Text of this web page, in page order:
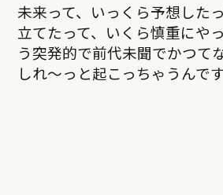
未来って、いっくら予想した
立てたって、いくら慎重にや
う突発的で前代未聞でかつて
しれ～っと起こっちゃうんで